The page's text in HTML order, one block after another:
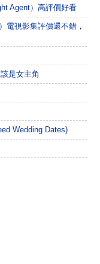
Agent）高評價好看
電視影集評價還不錯，
是女主角
Wedding Dates)